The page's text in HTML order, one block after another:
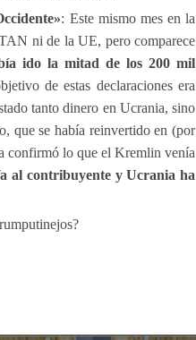
: Este mismo mes en la
ni de la UE, pero comparece
ido la mitad de los 200 mil
de estas declaraciones era
tanto dinero en Ucrania, sino
que se había reinvertido en (por
confirmó lo que el Kremlin venía
al contribuyente y Ucrania ha